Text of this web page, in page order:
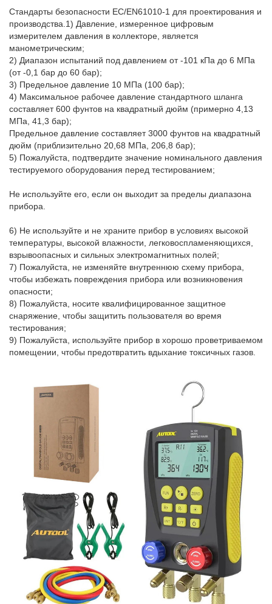
Стандарты безопасности EC/EN61010-1 для проектирования и
производства.1) Давление, измеренное цифровым
измерителем давления в коллекторе, является
манометрическим;
2) Диапазон испытаний под давлением от -101 кПа до 6 МПа
(от -0,1 бар до 60 бар);
3) Предельное давление 10 МПа (100 бар);
4) Максимальное рабочее давление стандартного шланга
составляет 600 фунтов на квадратный дюйм (примерно 4,13
МПа, 41,3 бар);
Предельное давление составляет 3000 фунтов на квадратный
дюйм (приблизительно 20,68 МПа, 206,8 бар);
5) Пожалуйста, подтвердите значение номинального давления
тестируемого оборудования перед тестированием;
Не используйте его, если он выходит за пределы диапазона
прибора.
6) Не используйте и не храните прибор в условиях высокой
температуры, высокой влажности, легковоспламеняющихся,
взрывоопасных и сильных электромагнитных полей;
7) Пожалуйста, не изменяйте внутреннюю схему прибора,
чтобы избежать повреждения прибора или возникновения
опасности;
8) Пожалуйста, носите квалифицированное защитное
снаряжение, чтобы защитить пользователя во время
тестирования;
9) Пожалуйста, используйте прибор в хорошо проветриваемом
помещении, чтобы предотвратить вдыхание токсичных газов.